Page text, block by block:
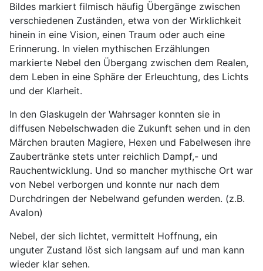
Bildes markiert filmisch häufig Übergänge zwischen
verschiedenen Zuständen, etwa von der Wirklichkeit
hinein in eine Vision, einen Traum oder auch eine
Erinnerung. In vielen mythischen Erzählungen
markierte Nebel den Übergang zwischen dem Realen,
dem Leben in eine Sphäre der Erleuchtung, des Lichts
und der Klarheit.
In den Glaskugeln der Wahrsager konnten sie in
diffusen Nebelschwaden die Zukunft sehen und in den
Märchen brauten Magiere, Hexen und Fabelwesen ihre
Zaubertränke stets unter reichlich Dampf,- und
Rauchentwicklung. Und so mancher mythische Ort war
von Nebel verborgen und konnte nur nach dem
Durchdringen der Nebelwand gefunden werden. (z.B.
Avalon)
Nebel, der sich lichtet, vermittelt Hoffnung, ein
unguter Zustand löst sich langsam auf und man kann
wieder klar sehen.